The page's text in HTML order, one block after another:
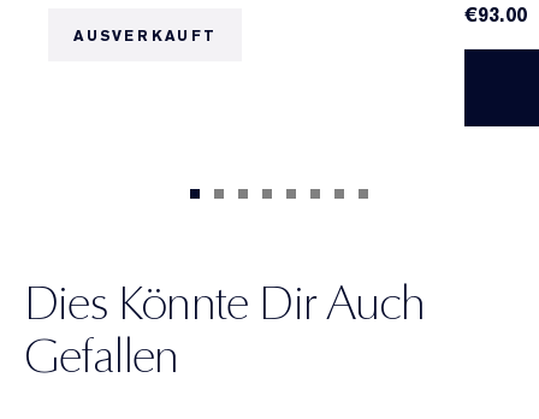
AUSVERKAUFT
€93.00
Dies Könnte Dir Auch
Gefallen